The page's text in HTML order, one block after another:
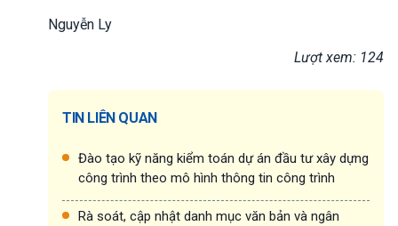
Nguyễn Ly
Lượt xem: 124
TIN LIÊN QUAN
Đào tạo kỹ năng kiểm toán dự án đầu tư xây dựng
công trình theo mô hình thông tin công trình
Rà soát, cập nhật danh mục văn bản và ngân